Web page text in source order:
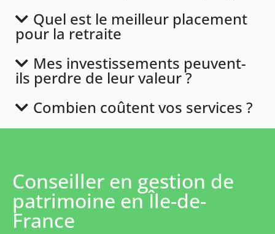
Quel est le meilleur placement
pour la retraite
Mes investissements peuvent-
ils perdre de leur valeur ?
Combien coûtent vos services ?
Conseiller en gestion de
patrimoine en Île-de-
France